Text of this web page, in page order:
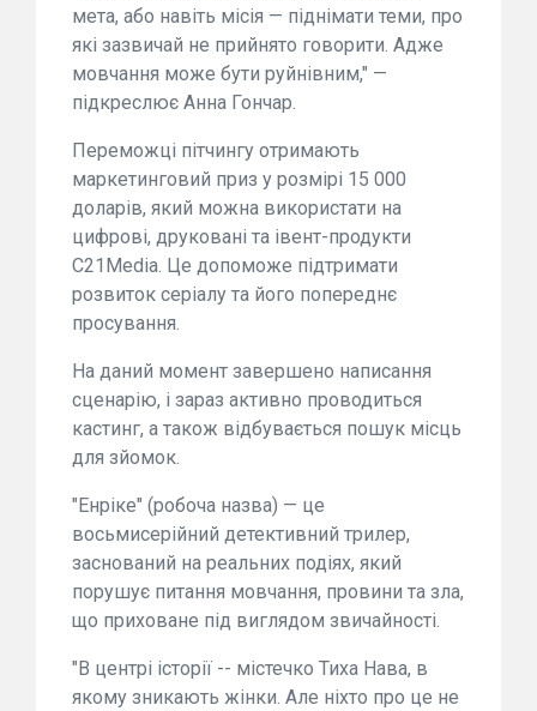
мета, або навіть місія — піднімати теми, про
які зазвичай не прийнято говорити. Адже
мовчання може бути руйнівним," —
підкреслює Анна Гончар.
Переможці пітчингу отримають
маркетинговий приз у розмірі 15 000
доларів, який можна використати на
цифрові, друковані та івент-продукти
C21Media. Це допоможе підтримати
розвиток серіалу та його попереднє
просування.
На даний момент завершено написання
сценарію, і зараз активно проводиться
кастинг, а також відбувається пошук місць
для зйомок.
"Енріке" (робоча назва) — це
восьмисерійний детективний трилер,
заснований на реальних подіях, який
порушує питання мовчання, провини та зла,
що приховане під виглядом звичайності.
"В центрі історії -- містечко Тиха Нава, в
якому зникають жінки. Але ніхто про це не